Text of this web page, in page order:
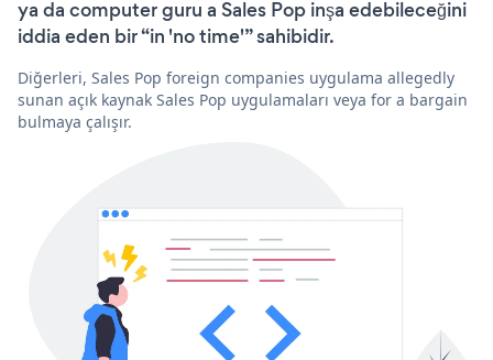
ya da computer guru a Sales Pop inşa edebileceğini
iddia eden bir “in 'no time'” sahibidir.
Diğerleri, Sales Pop foreign companies uygulama allegedly
sunan açık kaynak Sales Pop uygulamaları veya for a bargain
bulmaya çalışır.